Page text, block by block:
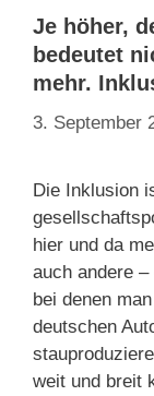
Je höher,
bedeutet
mehr.
3. September
Die Inklusion
hier und da
auch andere
bei denen
deutschen
weit und breit